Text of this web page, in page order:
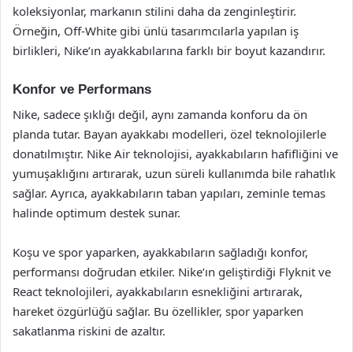
koleksiyonlar, markanın stilini daha da zenginleştirir.
Örneğin, Off-White gibi ünlü tasarımcılarla yapılan iş
birlikleri, Nike’ın ayakkabılarına farklı bir boyut kazandırır.
Konfor ve Performans
Nike, sadece şıklığı değil, aynı zamanda konforu da ön
planda tutar. Bayan ayakkabı modelleri, özel teknolojilerle
donatılmıştır. Nike Air teknolojisi, ayakkabıların hafifliğini ve
yumuşaklığını artırarak, uzun süreli kullanımda bile rahatlık
sağlar. Ayrıca, ayakkabıların taban yapıları, zeminle temas
halinde optimum destek sunar.
Koşu ve spor yaparken, ayakkabıların sağladığı konfor,
performansı doğrudan etkiler. Nike’ın geliştirdiği Flyknit ve
React teknolojileri, ayakkabıların esnekliğini artırarak,
hareket özgürlüğü sağlar. Bu özellikler, spor yaparken
sakatlanma riskini de azaltır.